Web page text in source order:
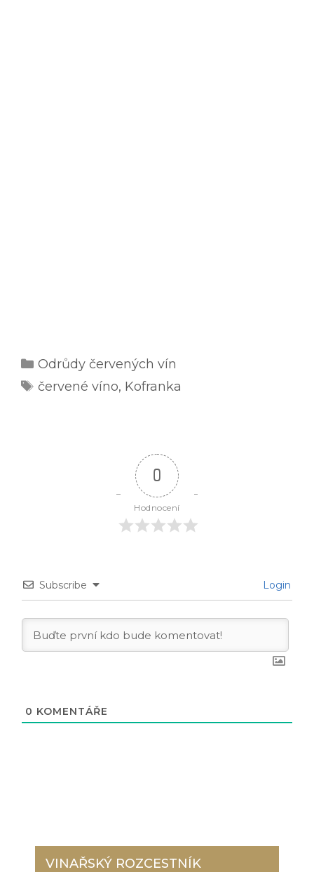
Rubriky
Odrůdy červených vín
Štítky
červené víno, Kofranka
0
Hodnocení
Subscribe Login
0 KOMENTÁŘE
VINAŘSKÝ ROZCESTNÍK